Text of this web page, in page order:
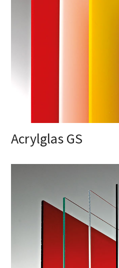
Acrylglas GS